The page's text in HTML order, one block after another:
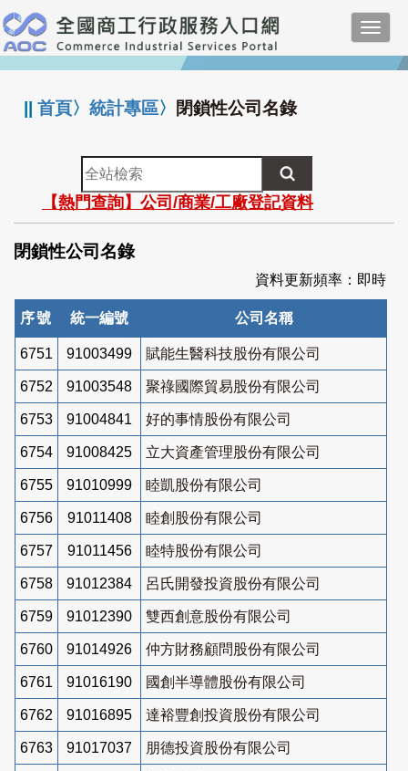
跳
到
主
要
:::
||首頁〉統計專區〉 閉鎖性公司名錄
全
站
檢
索
【熱門查詢】公司/商業/工廠登記資料
閉鎖性公司名錄
資料更新頻率：即時
序號 統一編號 公司名稱
6751 91003499 賦能生醫科技股份有限公司
6752 91003548 聚祿國際貿易股份有限公司
6753 91004841 好的事情股份有限公司
6754 91008425 立大資產管理股份有限公司
6755 91010999 睦凱股份有限公司
6756 91011408 睦創股份有限公司
6757 91011456 睦特股份有限公司
6758 91012384 呂氏開發投資股份有限公司
6759 91012390 雙西創意股份有限公司
6760 91014926 仲方財務顧問股份有限公司
6761 91016190 國創半導體股份有限公司
6762 91016895 達裕豐創投資股份有限公司
6763 91017037 朋德投資股份有限公司